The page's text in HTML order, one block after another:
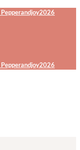
Pepperandjoy2026
Pepperandjoy2026